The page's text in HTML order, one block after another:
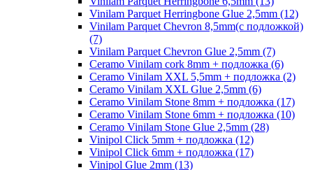
Vinilam Parquet Herringbone Glue 2,5mm (12)
Vinilam Parquet Chevron 8,5mm(с подложкой)
(7)
Vinilam Parquet Chevron Glue 2,5mm (7)
Ceramo Vinilam cork 8mm + подложка (6)
Ceramo Vinilam XXL 5,5mm + подложка (2)
Ceramo Vinilam XXL Glue 2,5mm (6)
Ceramo Vinilam Stone 8mm + подложка (17)
Ceramo Vinilam Stone 6mm + подложка (10)
Ceramo Vinilam Stone Glue 2,5mm (28)
Vinipol Click 5mm + подложка (12)
Vinipol Click 6mm + подложка (17)
Vinipol Glue 2mm (13)